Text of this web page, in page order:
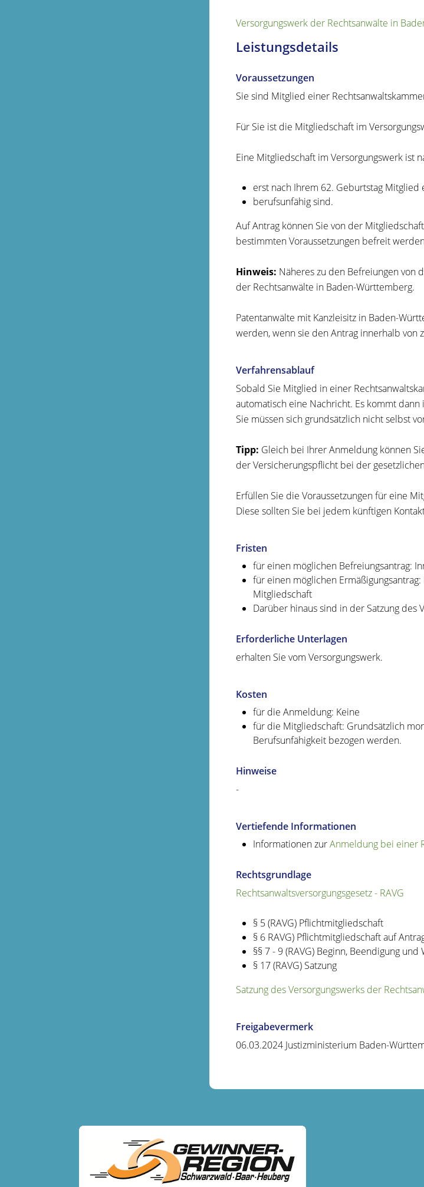
Versorgungswerk der Rechtsanwälte in
Leistungsdetails
Voraussetzungen
Sie sind Mitglied einer
Für Sie ist die Mitgliedschaft im
Eine Mitgliedschaft im Versorgungswerk ist
erst nach Ihrem 62. Geburtstag
berufsunfähig sind.
Auf Antrag können Sie von der
bestimmten Voraussetzungen befreit
Hinweis: Näheres zu den Befreiungen von
der Rechtsanwälte in Baden-Württemberg.
Patentanwälte mit Kanzleisitz in Baden-
werden, wenn sie den Antrag innerhalb von
Verfahrensablauf
Sobald Sie Mitglied in einer
automatisch eine Nachricht. Es kommt
Sie müssen sich grundsätzlich nicht selbst
Tipp: Gleich bei Ihrer Anmeldung können
der Versicherungspflicht bei der
Erfüllen Sie die Voraussetzungen für eine
Diese sollten Sie bei jedem künftigen
Fristen
für einen möglichen Befreiungsantrag:
für einen möglichen
Mitgliedschaft
Darüber hinaus sind in der Satzung des
Erforderliche Unterlagen
erhalten Sie vom Versorgungswerk.
Kosten
für die Anmeldung: Keine
für die Mitgliedschaft: Grundsätzlich
Berufsunfähigkeit bezogen werden.
Hinweise
-
Vertiefende Informationen
Informationen zurAnmeldung bei einer
Rechtsgrundlage
Rechtsanwaltsversorgungsgesetz - RAVG
§ 5(RAVG)Pflichtmitgliedschaft
§ 6 RAVG) Pflichtmitgliedschaft auf
§§ 7 - 9 (RAVG) Beginn, Beendigung
§ 17 (RAVG) Satzung
Satzung des Versorgungswerks der
Freigabevermerk
06.03.2024 Justizministerium Baden-